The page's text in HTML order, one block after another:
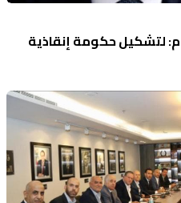
لتشكيل حكومة إنقاذية